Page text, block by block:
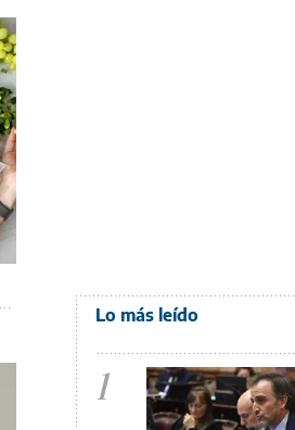
Lo más leído
1